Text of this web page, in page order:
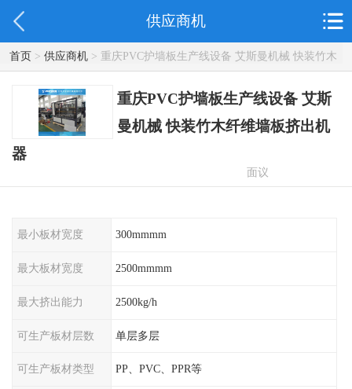
供应商机
首页> 供应商机> 重庆PVC护墙板生产线设备 艾斯曼机械 快装竹木
纤维墙板挤出机器
重庆PVC护墙板生产线设备 艾斯
曼机械 快装竹木纤维墙板挤出机
器
面议
最小板材宽度 300mmmm
最大板材宽度 2500mmmm
最大挤出能力 2500kg/h
可生产板材层数 单层多层
可生产板材类型 PP、PVC、PPR等